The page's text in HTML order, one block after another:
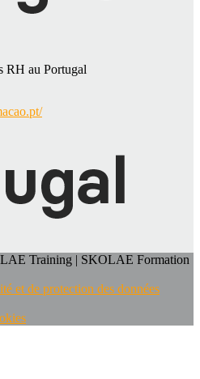
RH au Portugal
Training | SKOLAE Formation
et de protection des données